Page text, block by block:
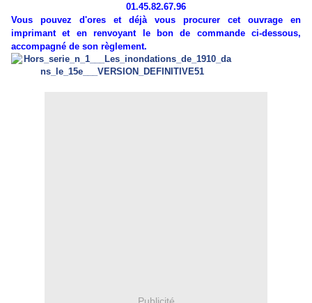
01.45.82.67.96
Vous pouvez d'ores et déjà vous procurer cet ouvrage en
imprimant et en renvoyant le bon de commande ci-dessous,
accompagné de son règlement.
Publicité